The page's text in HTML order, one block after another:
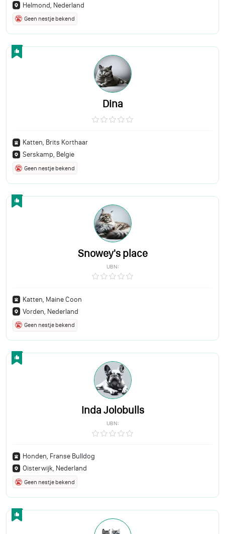
Helmond, Nederland
Geen nestje bekend
Dina
Katten, Brits Korthaar
Serskamp, Belgie
Geen nestje bekend
Snowey's place
UBN:
Katten, Maine Coon
Vorden, Nederland
Geen nestje bekend
Inda Jolobulls
UBN:
Honden, Franse Bulldog
Oisterwijk, Nederland
Geen nestje bekend